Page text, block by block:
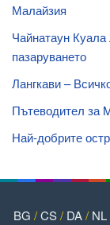
Малайзия
Чайнатаун
пазаруването
Лангкави –
Пътеводител за
Най-добрите
BG /CS/ DA/ NL